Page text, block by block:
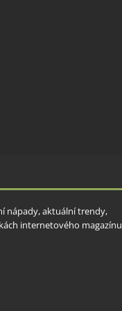
nápady, aktuální trendy,
internetového magazínu